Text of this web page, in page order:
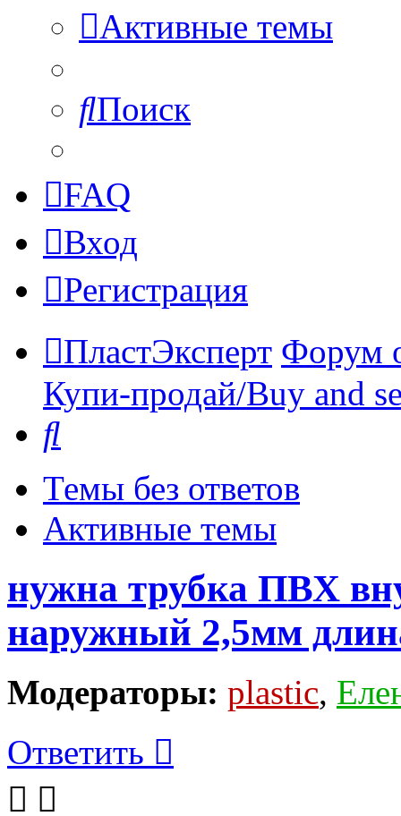
Активные темы
Поиск
FAQ
Вход
Регистрация
ПластЭксперт Форум
Купи-продай/Buy and
Темы без ответов
Активные темы
нужна трубка ПВХ
наружный 2,5мм
Модераторы: plastic,
Ответить